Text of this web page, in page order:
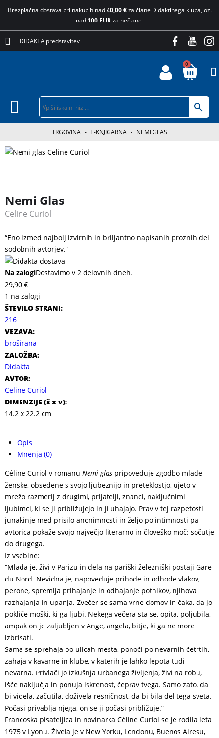
Brezplačna dostava pri nakupih nad40,00 €za člane Didaktinega kluba, oz.
nad 100 EURza nečlane.
DIDAKTA predstavitev
0
TRGOVINA - E-KNJIGARNA - NEMI GLAS
Nemi Glas
Celine Curiol
“Eno izmed najbolj izvirnih in briljantno napisanih proznih del
sodobnih avtorjev.”
Na zalogiDostavimo v 2 delovnih dneh.
29,90 €
1 na zalogi
ŠTEVILO STRANI:
216
VEZAVA:
broširana
ZALOŽBA:
Didakta
AVTOR:
Celine Curiol
DIMENZIJE (š x v):
14.2 x 22.2 cm
Opis
Mnenja (0)
Céline Curiol v romanu Nemi glas pripoveduje zgodbo mlade
ženske, obsedene s svojo ljubeznijo in preteklostjo, ujeto v
mrežo razmerij z drugimi, prijatelji, znanci, naključnimi
ljubimci, ki se ji približujejo in ji uhajajo. Prav v tej razpetosti
junakinje med prisilo anonimnosti in željo po intimnosti pa
avtorica pokaže svojo največjo literarno in človeško moč: sočutje
do drugega.
Iz vsebine:
“Mlada je, živi v Parizu in dela na pariški železniški postaji Gare
du Nord. Nevidna je, napoveduje prihode in odhode vlakov,
perone, spremlja prihajanje in odhajanje potnikov, njihova
razhajanja in upanja. Zvečer se sama vrne domov in čaka, da jo
pokliče moški, ki ga ljubi. Nekega večera sta se, opita, poljubila,
ampak on je zaljubljen v Ange, angela, bitje, ki ga ne more
izbrisati.
Sama se sprehaja po ulicah mesta, ponoči po nevarnih četrtih,
zahaja v kavarne in klube, v katerih je lahko lepota tudi
nevarna. Privlači jo izkušnja urbanega življenja, živi na robu,
išče naključja in ponuja iskrenost, čeprav tvega. Samo zato, da
bi videla, začutila, doživela resničnost, da bi bila del tega sveta.
Počasi privablja njega, on se ji počasi približuje.”
Francoska pisateljica in novinarka Céline Curiol se je rodila leta
1975 v Lyonu. Živela je v New Yorku, Londonu, Buenos Airesu,